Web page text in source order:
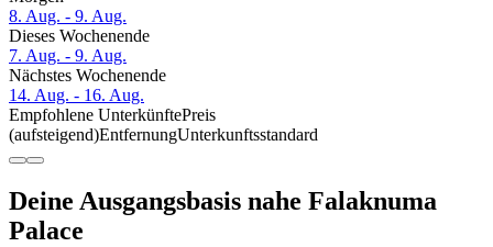
8. Aug. - 9. Aug.
Dieses Wochenende
7. Aug. - 9. Aug.
Nächstes Wochenende
14. Aug. - 16. Aug.
Empfohlene UnterkünftePreis
(aufsteigend)EntfernungUnterkunftsstandard
Deine Ausgangsbasis nahe Falaknuma
Palace